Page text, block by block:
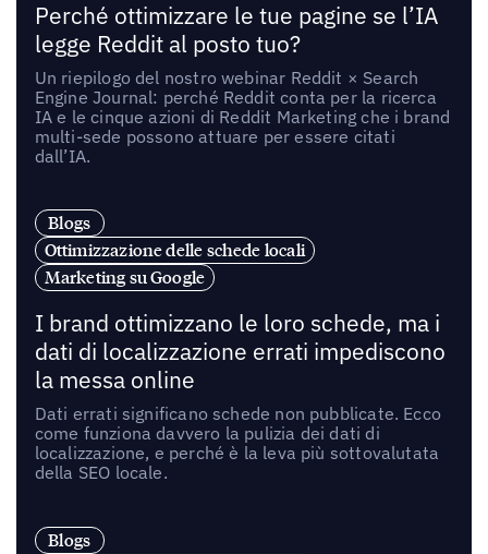
Perché ottimizzare le tue pagine se l’IA
legge Reddit al posto tuo?
Un riepilogo del nostro webinar Reddit × Search
Engine Journal: perché Reddit conta per la ricerca
IA e le cinque azioni di Reddit Marketing che i brand
multi-sede possono attuare per essere citati
dall’IA.
Blogs
Ottimizzazione delle schede locali
Marketing su Google
I brand ottimizzano le loro schede, ma i
dati di localizzazione errati impediscono
la messa online
Dati errati significano schede non pubblicate. Ecco
come funziona davvero la pulizia dei dati di
localizzazione, e perché è la leva più sottovalutata
della SEO locale.
Blogs